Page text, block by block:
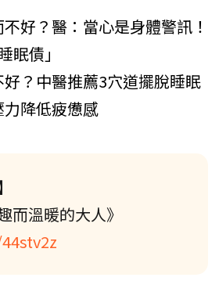
好？醫：當心是身體警訊！
眠債」
？中醫推薦3穴道擺脫睡眠
降低疲憊感
而溫暖的大人》